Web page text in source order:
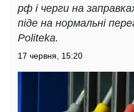
рф і черги на
піде на нормальні
Politeka.
17 червня, 15:20